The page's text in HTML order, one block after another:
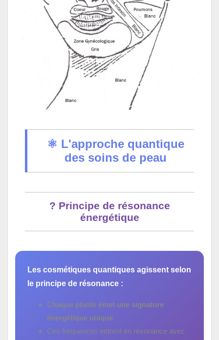
⚛️ L'approche quantique
des soins de peau
? Principe de résonance
énergétique
Les cosmétiques quantiques agissent selon
le principe de résonance :
Chaque plante émet une signature
énergétique unique
Ces fréquences entrent en résonance avec